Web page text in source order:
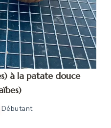
à la patate douce
Débutant